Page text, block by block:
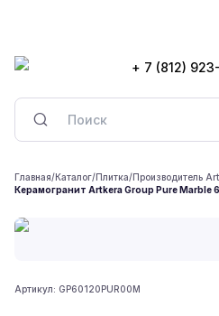
+ 7 (812)
Главная/Каталог/Плитка/Производитель
Керамогранит Artkera Group Pure Marble
Артикул: GP60120PUR00M